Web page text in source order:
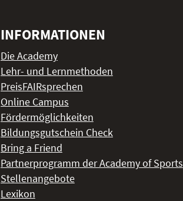
INFORMATIONEN
Die Academy
Lehr- und Lernmethoden
PreisFAIRsprechen
Online Campus
Fördermöglichkeiten
Bildungsgutschein Check
Bring a Friend
Partnerprogramm der Academy of Sports
Stellenangebote
Lexikon